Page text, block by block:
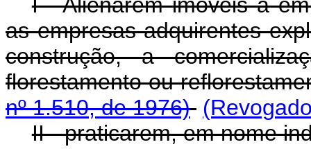
as empresas adquirentes
construção, a
florestamento ou
nº 1.510, de 1976)
II - praticarem, em nome